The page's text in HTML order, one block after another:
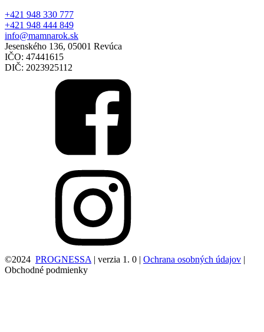
+421 948 330 777
+421 948 444 849
info@mamnarok.sk
Jesenského 136, 05001 Revúca
IČO: 47441615
DIČ: 2023925112
©2024 PROGNESSA | verzia 1. 0 | Ochrana osobných údajov |
Obchodné podmienky